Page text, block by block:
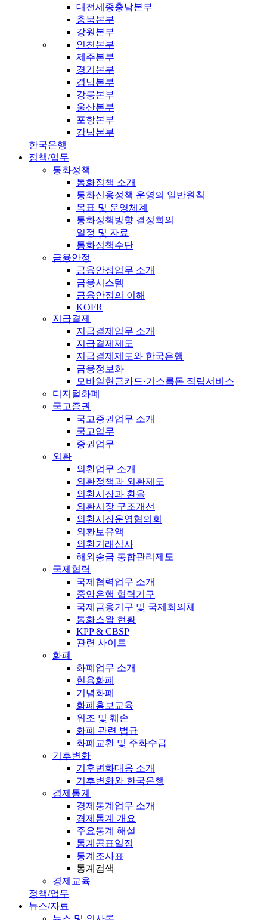
대전세종충남본부
충북본부
강원본부
인천본부
제주본부
경기본부
경남본부
강릉본부
울산본부
포항본부
강남본부
한국은행
정책/업무
통화정책
통화정책 소개
통화신용정책 운영의 일반원칙
목표 및 운영체계
통화정책방향 결정회의
일정 및 자료
통화정책수단
금융안정
금융안정업무 소개
금융시스템
금융안정의 이해
KOFR
지급결제
지급결제업무 소개
지급결제제도
지급결제제도와 한국은행
금융정보화
모바일현금카드·거스름돈 적립서비스
디지털화폐
국고증권
국고증권업무 소개
국고업무
증권업무
외환
외환업무 소개
외환정책과 외환제도
외환시장과 환율
외환시장 구조개선
외환시장운영협의회
외환보유액
외환거래심사
해외송금 통합관리제도
국제협력
국제협력업무 소개
중앙은행 협력기구
국제금융기구 및 국제회의체
통화스왑 현황
KPP & CBSP
관련 사이트
화폐
화폐업무 소개
현용화폐
기념화폐
화폐홍보교육
위조 및 훼손
화폐 관련 법규
화폐교환 및 주화수급
기후변화
기후변화대응 소개
기후변화와 한국은행
경제통계
경제통계업무 소개
경제통계 개요
주요통계 해설
통계공표일정
통계조사표
통계검색
경제교육
정책/업무
뉴스/자료